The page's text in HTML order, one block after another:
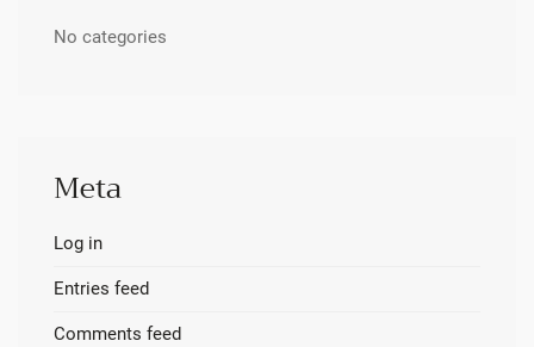
No categories
Meta
Log in
Entries feed
Comments feed